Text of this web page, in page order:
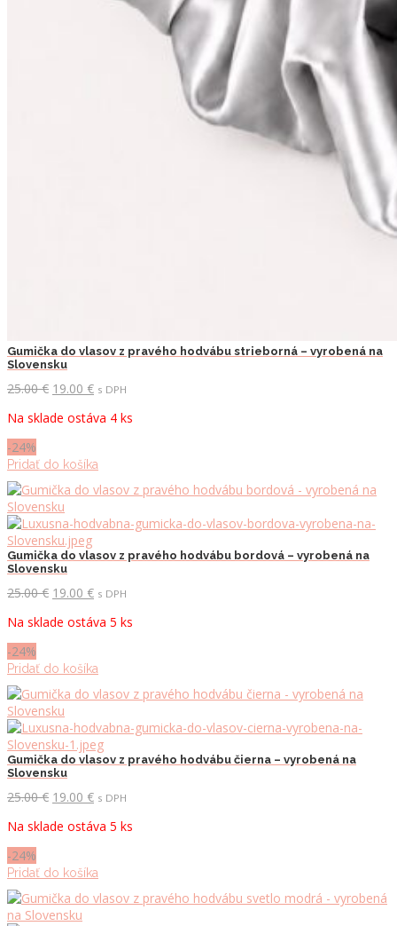
Gumička do vlasov z pravého hodvábu strieborná – vyrobená na
Slovensku
25.00€ Pôvodná
bola:
19.00 €Aktuálna
je:
s DPH
Na sklade ostáva 4 ks
-24%
Pridať do košíka
Gumička do vlasov z pravého hodvábu bordová – vyrobená na
Slovensku
25.00€ Pôvodná
bola:
19.00 €Aktuálna
je:
s DPH
Na sklade ostáva 5 ks
-24%
Pridať do košíka
Gumička do vlasov z pravého hodvábu čierna – vyrobená na
Slovensku
25.00€ Pôvodná
bola:
19.00 €Aktuálna
je:
s DPH
Na sklade ostáva 5 ks
-24%
Pridať do košíka